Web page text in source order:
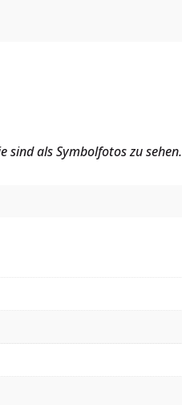
sind als Symbolfotos zu sehen.